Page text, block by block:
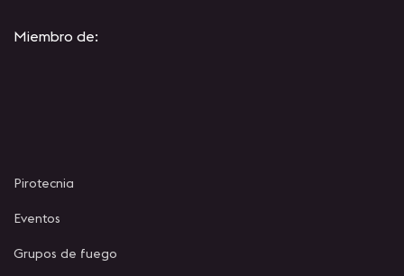
Miembro de:
Pirotecnia
Eventos
Grupos de fuego